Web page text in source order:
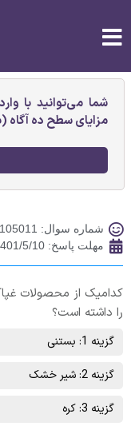
شما می‌توانید با
مزایای سطح ده آگاه
شماره سوال: 140105011
مهلت پاسخ: 1401/5/10 - تا ساعت 23:59
کدامیک از محصولات
را داشته است؟
گزینه 1: بستنی
گزینه 2: شير خشک
گزینه 3: کره